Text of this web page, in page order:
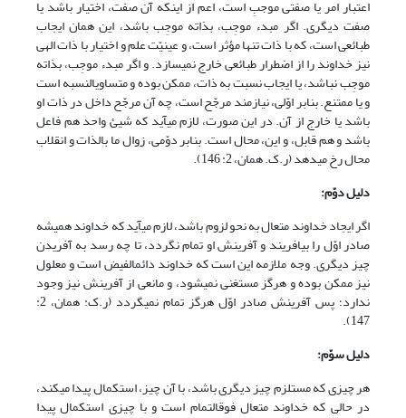
اعتبار امر یا صفتی موجبِ است، اعم از اینکه آن صفت، اختیار باشد یا
صفت دیگری. اگر مبدء موجِب، بذاته موجِب باشد، این همان ایجاب
طبائعی است، که با ذات تنها مؤثر است، و عینیّت علم و اختیار با ذات الهی
نیز خداوند را از اضطرار طبائعی خارج نمی‏سازد. و اگر مبدء موجِب، بذاته
موجِب نباشد، یا ایجاب نسبت به ذات، ممکن بوده و متساوی‏النسبه است
و یا ممتنع. بنابر اوّلی، نیازمند مرجّح است، چه آن مرجّح داخل در ذات او
باشد یا خارج از آن. در این صورت، لازم می‏آید که شیئ واحد هم فاعل
باشد و هم قابل، و این، محال است. بنابر دوّمی، زوال ما بالذات و انقلاب
محال رخ می‏دهد (ر.ک. همان، 2: 146).
دلیل دوّم:
اگر ایجاد خداوند متعال به نحو لزوم باشد، لازم می‏آید که خداوند همیشه
صادر اوّل را بیافریند و آفرینش او تمام نگردد، تا چه رسد به آفریدن
چیز دیگری. وجه ملازمه این است که خداوند دائم‏الفیض است و معلول
نیز ممکن بوده و هرگز مستغنی نمی‏شود، و مانعی از آفرینش نیز وجود
ندارد؛ پس آفرینش صادر اوّل هرگز تمام نمی‏گردد (ر.ک: همان، 2:
147).
دلیل سوّم:
هر چیزی که مستلزم چیز دیگری باشد، با آن چیز، استکمال پیدا می‏کند،
در حالی که خداوند متعال فوق‏التمام است و با چیزی استکمال پیدا